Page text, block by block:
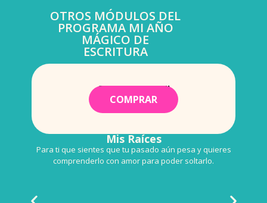
OTROS MÓDULOS DEL
PROGRAMA MI AÑO
MÁGICO DE
ESCRITURA
COMIENZA AQUI
COMPRAR
Mis Raíces
Para ti que sientes que tu pasado aún pesa y quieres
comprenderlo con amor para poder soltarlo.